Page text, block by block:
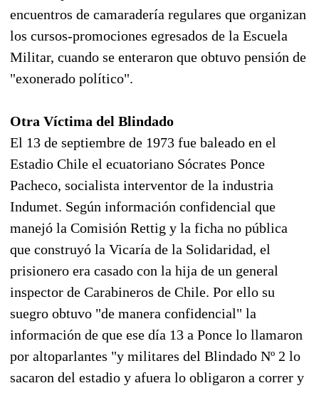
encuentros de camaradería regulares que organizan
los cursos-promociones egresados de la Escuela
Militar, cuando se enteraron que obtuvo pensión de
"exonerado político".
Otra Víctima del Blindado
El 13 de septiembre de 1973 fue baleado en el
Estadio Chile el ecuatoriano Sócrates Ponce
Pacheco, socialista interventor de la industria
Indumet. Según información confidencial que
manejó la Comisión Rettig y la ficha no pública
que construyó la Vicaría de la Solidaridad, el
prisionero era casado con la hija de un general
inspector de Carabineros de Chile. Por ello su
suegro obtuvo "de manera confidencial" la
información de que ese día 13 a Ponce lo llamaron
por altoparlantes "y militares del Blindado Nº 2 lo
sacaron del estadio y afuera lo obligaron a correr y